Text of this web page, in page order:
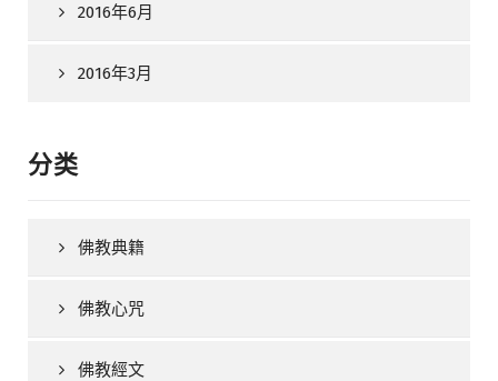
2016年6月
2016年3月
分类
佛教典籍
佛教心咒
佛教經文